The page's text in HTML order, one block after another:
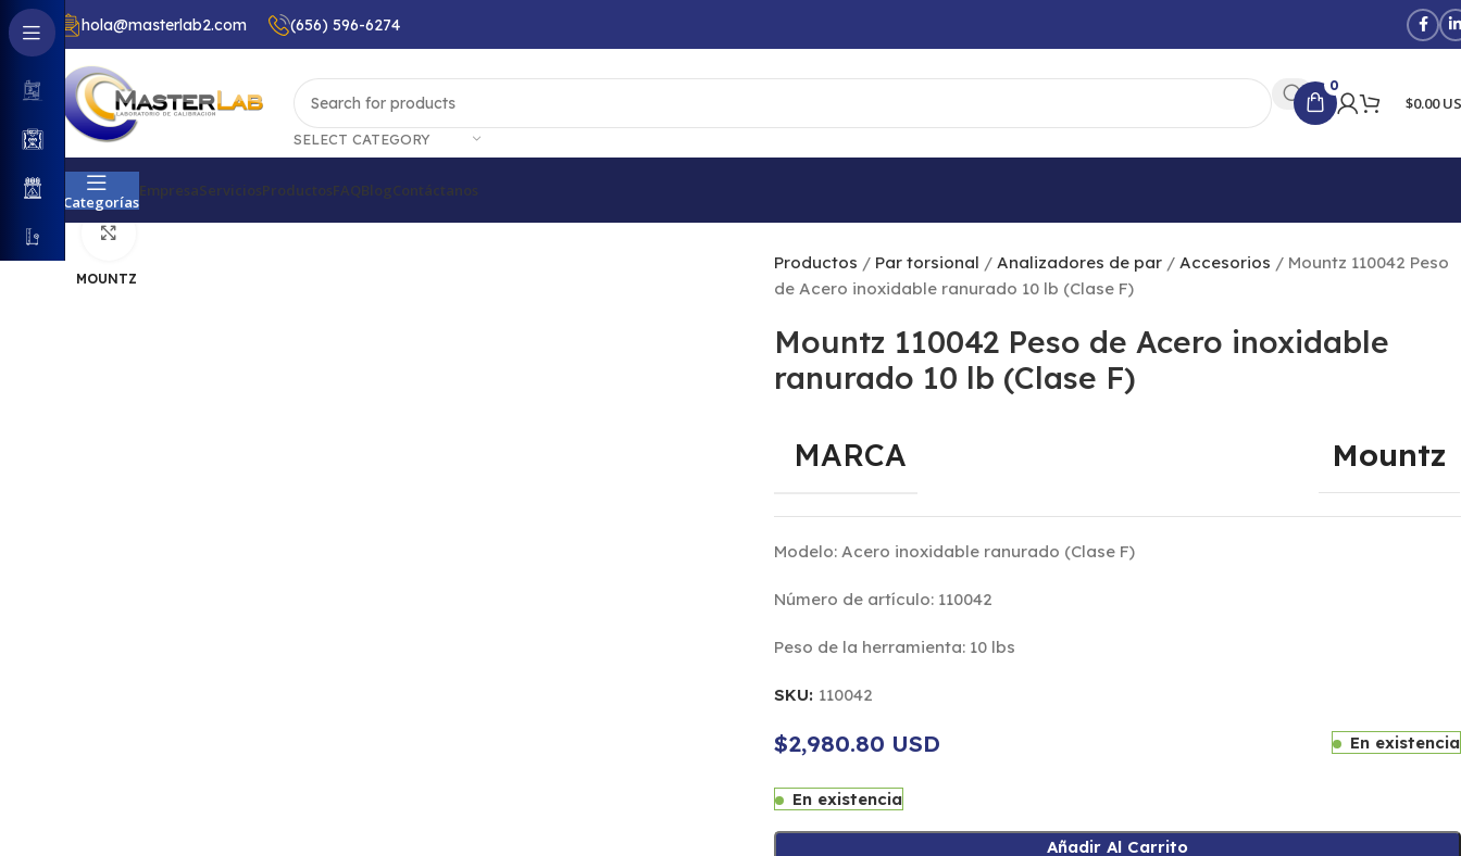
hola@masterlab2.com (656) 596-6274
SELECT CATEGORY
0
$0.00
Categorías
EmpresaServiciosProductosFAQBlogContáctanos
Productos
MOUNTZ
Productos Par torsional Analizadores de par Accesorios
Mountz 110042 Peso
de Acero inoxidable ranurado 10 lb (Clase F)
Mountz 110042 Peso de Acero inoxidable
ranurado 10 lb (Clase F)
MARCA Mountz
Modelo: Acero inoxidable ranurado (Clase F)
Número de artículo: 110042
Peso de la herramienta: 10 lbs
SKU: 110042
$2,980.80 USD En existencia
En existencia
Añadir Al Carrito